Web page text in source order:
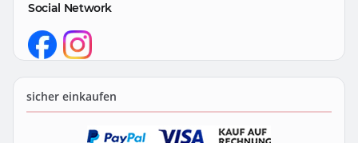
Social Network
sicher einkaufen